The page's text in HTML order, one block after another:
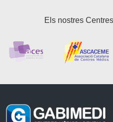
Els nostres